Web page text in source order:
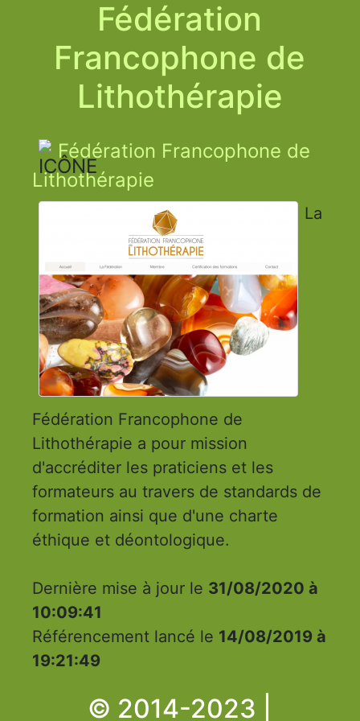
Fédération
Francophone de
Lithothérapie
Fédération Francophone de
Lithothérapie
La
Fédération Francophone de
Lithothérapie a pour mission
d'accréditer les praticiens et les
formateurs au travers de standards de
formation ainsi que d'une charte
éthique et déontologique.
Dernière mise à jour le 31/08/2020 à
10:09:41
Référencement lancé le 14/08/2019 à
19:21:49
© 2014-2023 |